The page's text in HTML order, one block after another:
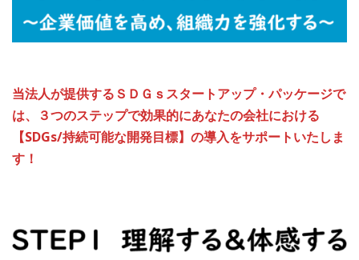
当法人が提供するＳＤＧｓスタートアップ・パッケージで
は、３つのステップで効果的にあなたの会社における
【SDGs/持続可能な開発目標】の導入をサポートいたしま
す！